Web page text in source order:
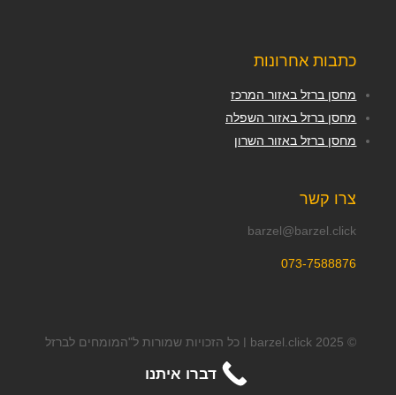
כתבות אחרונות
מחסן ברזל באזור המרכז
מחסן ברזל באזור השפלה
מחסן ברזל באזור השרון
צרו קשר
barzel@barzel.click
073-7588876
© 2025 barzel.click | כל הזכויות שמורות ל"המומחים לברזל
דברו איתנו